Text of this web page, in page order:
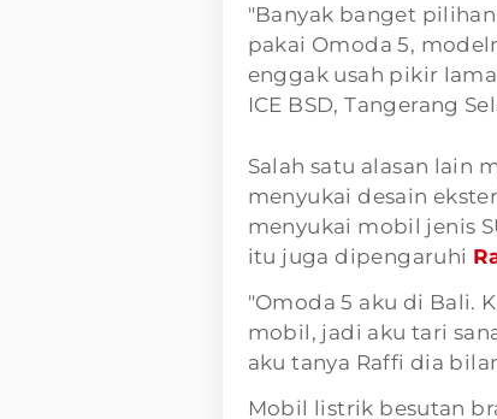
"Banyak banget pilihan
pakai Omoda 5,
enggak usah pikir
ICE BSD, Tangerang
Salah satu alasan lain
menyukai desain
menyukai mobil jenis
itu juga dipengaruhi
"Omoda 5 aku di Bali.
mobil, jadi aku tari
aku tanya Raffi dia
Mobil listrik besutan